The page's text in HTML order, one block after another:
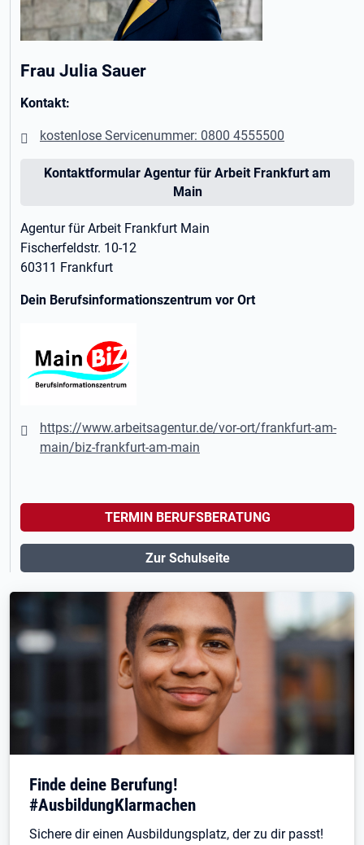
Frau Julia Sauer
Kontakt:
kostenlose Servicenummer: 0800 4555500
Kontaktformular Agentur für Arbeit Frankfurt am
Main
Agentur für Arbeit Frankfurt Main
Fischerfeldstr. 10-12
60311 Frankfurt
Dein Berufsinformationszentrum vor Ort
https://www.arbeitsagentur.de/vor-ort/frankfurt-am-
main/biz-frankfurt-am-main
TERMIN BERUFSBERATUNG
Zur Schulseite
Finde deine Berufung!
#AusbildungKlarmachen
Sichere dir einen Ausbildungsplatz, der zu dir passt!